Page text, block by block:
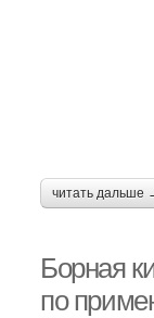
читать дальше
Борная
по